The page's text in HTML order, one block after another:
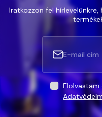
Iratkozzon fel